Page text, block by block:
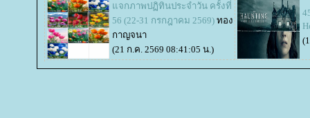
จกภาพปฏิทินประจำวัน ครั้งที่
56 (22-31 กรกฎาคม 2569) ทอง
กาญจนา
(21 ก.ค. 2569 08:41:05 น.)